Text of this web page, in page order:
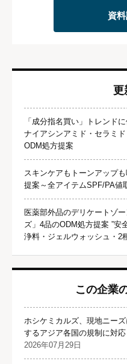
資
更
「成分指名買い」トレンド
ナイアシンアミド・セラミ
ODM処方提案
スキンケアもトーンアップ
提案～全アイテムSPF/PA値
医薬部外品のデリケートゾ
ズ」4品のODM処方提案 ”安
浄料・ジェルウォッシュ・2
この企業
ホシケミカルズ、現地ニー
するアジア各国の規制に対応
2026年07月29日